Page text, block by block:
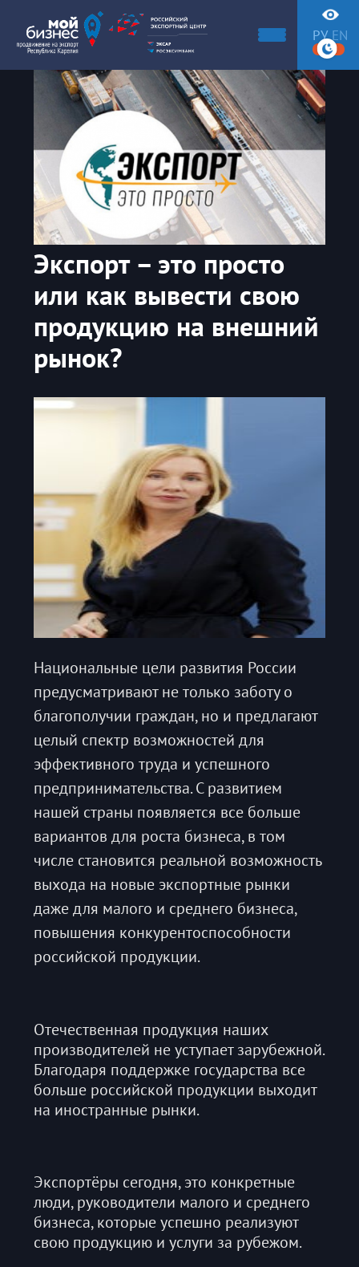
РУ EN
Экспорт – это просто
или как вывести свою
продукцию на внешний
рынок?
Национальные цели развития России
предусматривают не только заботу о
благополучии граждан, но и предлагают
целый спектр возможностей для
эффективного труда и успешного
предпринимательства. С развитием
нашей страны появляется все больше
вариантов для роста бизнеса, в том
числе становится реальной возможность
выхода на новые экспортные рынки
даже для малого и среднего бизнеса,
повышения конкурентоспособности
российской продукции.
Отечественная продукция наших
производителей не уступает зарубежной.
Благодаря поддержке государства все
больше российской продукции выходит
на иностранные рынки.
Экспортёры сегодня, это конкретные
люди, руководители малого и среднего
бизнеса, которые успешно реализуют
свою продукцию и услуги за рубежом.